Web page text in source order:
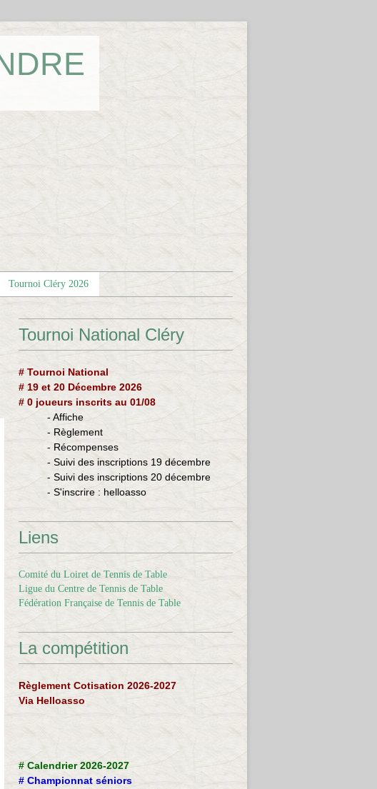
Tournoi Cléry 2026
Tournoi National Cléry
# Tournoi National
# 19 et 20 Décembre 2026
# 0 joueurs inscrits au 01/08
- Affiche
- Règlement
- Récompenses
- Suivi des inscriptions 19 décembre
- Suivi des inscriptions 20 décembre
- S'inscrire : helloasso
Liens
Comité du Loiret de Tennis de Table
Ligue du Centre de Tennis de Table
Fédération Française de Tennis de Table
La compétition
Règlement Cotisation 2026-2027
Via Helloasso
# Calendrier 2026-2027
# Championnat séniors